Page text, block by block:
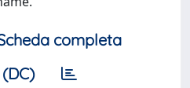
completa